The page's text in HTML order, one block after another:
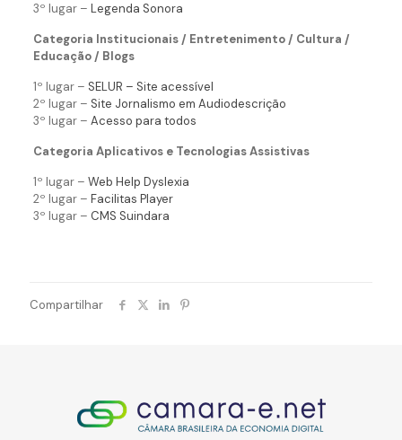
3º lugar – Legenda Sonora
Categoria Institucionais / Entretenimento / Cultura /
Educação / Blogs
1º lugar – SELUR – Site acessível
2º lugar – Site Jornalismo em Audiodescrição
3º lugar – Acesso para todos
Categoria Aplicativos e Tecnologias Assistivas
1º lugar – Web Help Dyslexia
2º lugar – Facilitas Player
3º lugar – CMS Suindara
Compartilhar